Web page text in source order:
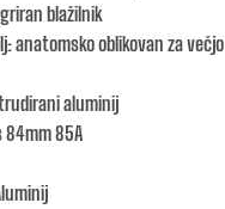
blažilnik
anatomsko oblikovan za večjo
aluminij
84mm 85A